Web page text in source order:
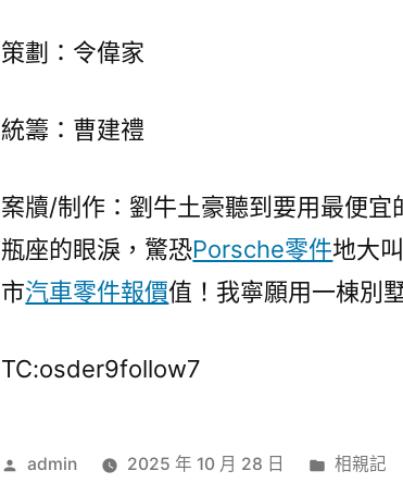
策劃：令偉家
統籌：曹建禮
案牘/制作：劉牛土豪聽到要用最便宜
瓶座的眼淚，驚恐Porsche零件地大叫
市汽車零件報價值！我寧願用一棟別
TC:osder9follow7
作
admin 2025 年 10 月 28 日
分
相親記